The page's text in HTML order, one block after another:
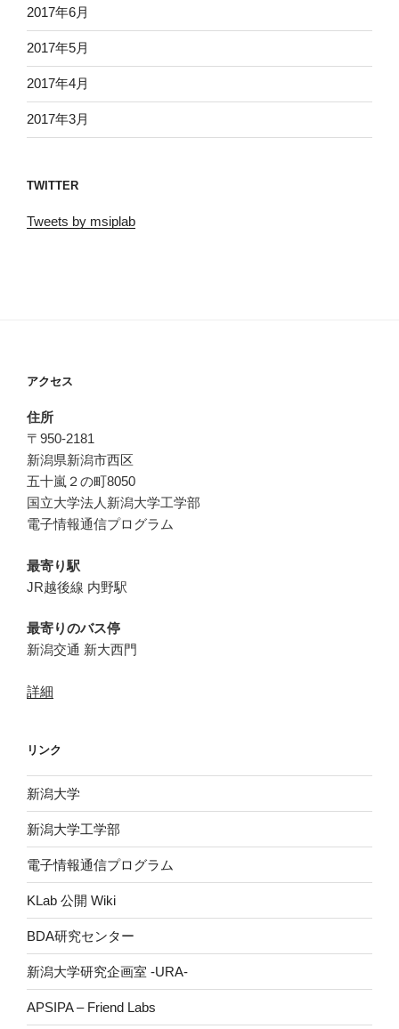
2017年6月
2017年5月
2017年4月
2017年3月
TWITTER
Tweets by msiplab
アクセス
住所
〒950-2181
新潟県新潟市西区
五十嵐２の町8050
国立大学法人新潟大学工学部
電子情報通信プログラム
最寄り駅
JR越後線 内野駅
最寄りのバス停
新潟交通 新大西門
詳細
リンク
新潟大学
新潟大学工学部
電子情報通信プログラム
KLab 公開 Wiki
BDA研究センター
新潟大学研究企画室 -URA-
APSIPA – Friend Labs